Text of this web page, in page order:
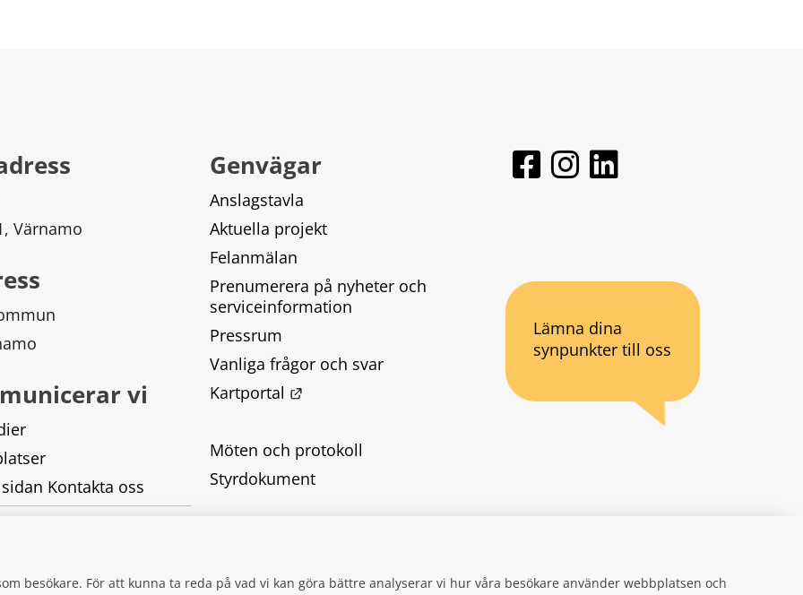
besökare. För att kunna ta reda på vad vi kan göra bättre analyserar vi hur våra besökare använder webbplatsen och
Värnamo
vi
Kontakta oss
Genvägar
Anslagstavla
Aktuella projekt
Felanmälan
Prenumerera på nyheter och
serviceinformation
Pressrum
Vanliga frågor och svar
Kartportal
Möten och protokoll
Styrdokument
Lämna dina
synpunkter till oss